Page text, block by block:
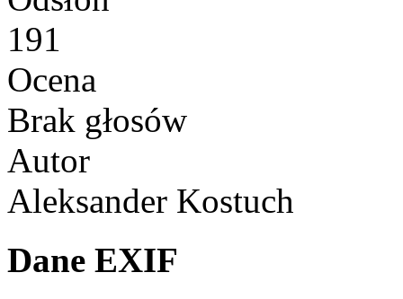
191
Ocena
Brak głosów
Autor
Aleksander Kostuch
Dane EXIF